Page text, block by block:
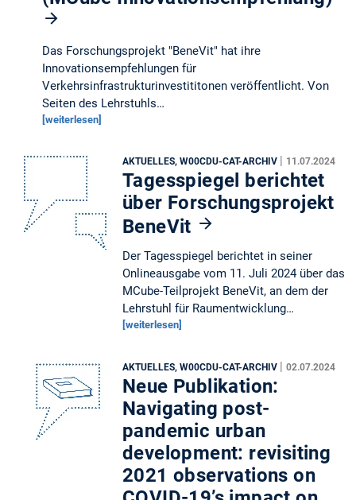
Das Forschungsprojekt "BeneVit" hat ihre
Innovationsempfehlungen für
Verkehrsinfrastrukturinvestititonen veröffentlicht. Von
Seiten des Lehrstuhls…
[weiterlesen]
AKTUELLES, W00CDU-CAT-ARCHIV 11.07.2024
Tagesspiegel berichtet
über Forschungsprojekt
BeneVit
Der Tagesspiegel berichtet in seiner
Onlineausgabe vom 11. Juli 2024 über das
MCube-Teilprojekt BeneVit, an dem der
Lehrstuhl für Raumentwicklung…
[weiterlesen]
AKTUELLES, W00CDU-CAT-ARCHIV | 02.07.2024
Neue Publikation:
Navigating post-
pandemic urban
development: revisiting
2021 observations on